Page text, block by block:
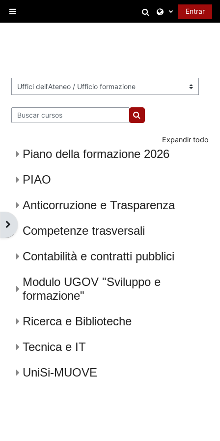
Selector de
Entrar
Abrir cajón de bloques
Categorías
Buscar cursos
Buscar cursos
Expandir todo
Piano della formazione 2026
PIAO
Anticorruzione e Trasparenza
Competenze trasversali
Contabilità e contratti pubblici
Modulo UGOV "Sviluppo e
formazione"
Ricerca e Biblioteche
Tecnica e IT
UniSi-MUOVE